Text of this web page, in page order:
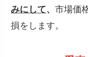
みにして、市場価
損をします。